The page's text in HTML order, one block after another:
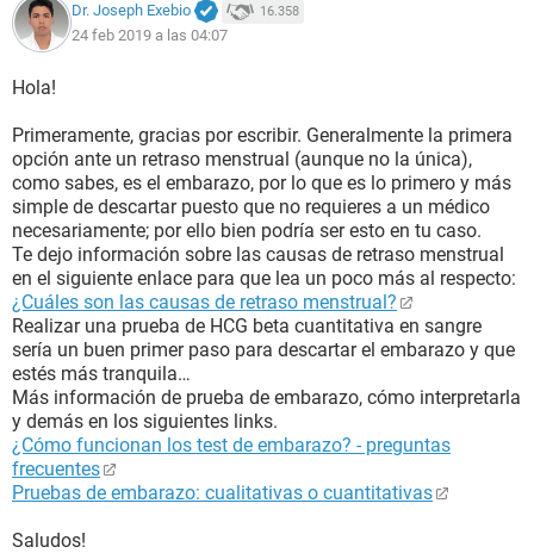
Dr. Joseph Exebio 16.358
24 feb 2019 a las 04:07
Hola!
Primeramente, gracias por escribir. Generalmente la primera
opción ante un retraso menstrual (aunque no la única),
como sabes, es el embarazo, por lo que es lo primero y más
simple de descartar puesto que no requieres a un médico
necesariamente; por ello bien podría ser esto en tu caso.
Te dejo información sobre las causas de retraso menstrual
en el siguiente enlace para que lea un poco más al respecto:
¿Cuáles son las causas de retraso menstrual?
Realizar una prueba de HCG beta cuantitativa en sangre
sería un buen primer paso para descartar el embarazo y que
estés más tranquila…
Más información de prueba de embarazo, cómo interpretarla
y demás en los siguientes links.
¿Cómo funcionan los test de embarazo? - preguntas
frecuentes
Pruebas de embarazo: cualitativas o cuantitativas
Saludos!